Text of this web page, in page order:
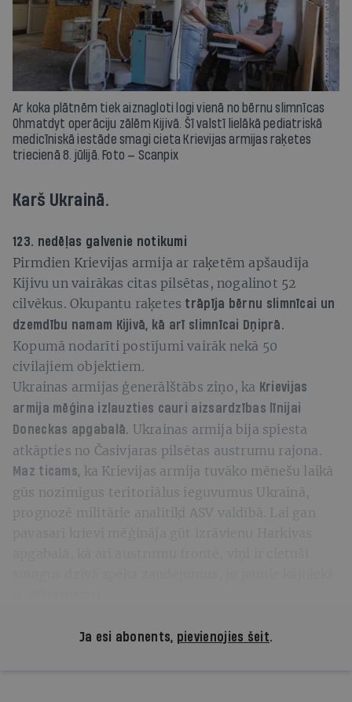
Ar koka plātnēm tiek aiznagloti logi vienā no bērnu slimnīcas
Ohmatdyt operāciju zālēm Kijivā. Šī valstī lielākā pediatriskā
medicīniskā iestāde smagi cieta Krievijas armijas raķetes
triecienā 8. jūlijā. Foto — Scanpix
Karš Ukrainā.
123. nedēļas galvenie notikumi
Pirmdien Krievijas armija ar raķetēm apšaudīja
Kijivu un vairākas citas pilsētas, nogalinot 52
cilvēkus. Okupantu raķetes trāpīja bērnu slimnīcai un
dzemdību namam Kijivā, kā arī slimnīcai Dņiprā.
Kopumā nodarīti postījumi vairāk nekā 50
civilajiem objektiem.
Ukrainas armijas ģenerālštābs ziņo, ka Krievijas
armija mēģina izlauzties cauri aizsardzības līnijai
Doneckas apgabalā. Ukrainas armija bija spiesta
atkāpties no Časivjaras pilsētas austrumu rajona.
Maz ticams, ka Krievijas armija tuvāko mēnešu laikā
gūs nozīmīgus teritoriālus ieguvumus Ukrainā,
prognozē militārie analītiķi ASV valdībā. Lai gan
Ja esi abonents, pievienojies šeit.